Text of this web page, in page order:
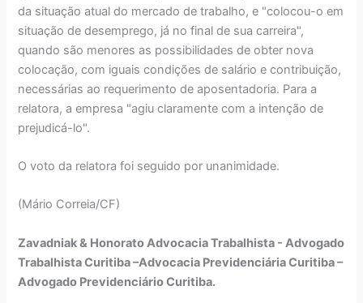
da situação atual do mercado de trabalho, e "colocou-o em
situação de desemprego, já no final de sua carreira",
quando são menores as possibilidades de obter nova
colocação, com iguais condições de salário e contribuição,
necessárias ao requerimento de aposentadoria. Para a
relatora, a empresa "agiu claramente com a intenção de
prejudicá-lo".
O voto da relatora foi seguido por unanimidade.
(Mário Correia/CF)
Zavadniak & Honorato Advocacia Trabalhista - Advogado
Trabalhista Curitiba –Advocacia Previdenciária Curitiba –
Advogado Previdenciário Curitiba.